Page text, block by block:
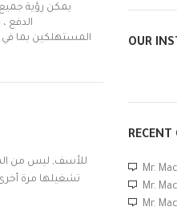
يمكن رؤية
المستهلكين بما في
للأسف, ليس من
OUR
Mr.
Mr.
Mr.